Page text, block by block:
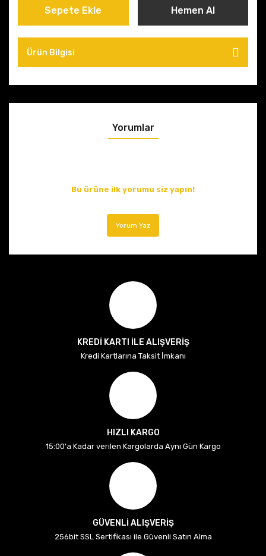
Sepete Ekle Hemen Al
Ürün Bilgisi
Yorumlar
Bu ürüne ilk yorumu siz yapın!
Yorum Yaz
KREDİ KARTI İLE ALIŞVERİŞ
Kredi Kartlarına Taksit İmkanı
HIZLI KARGO
15:00'a Kadar verilen Kargolarda Aynı Gün Kargo
GÜVENLİ ALIŞVERİŞ
256bit SSL Sertifikası ile Güvenli Satın Alma